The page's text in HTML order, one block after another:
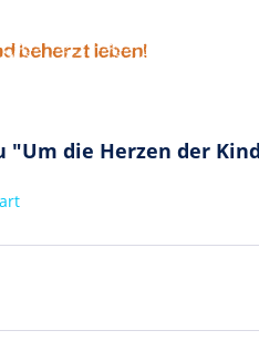
"Um die Herzen der